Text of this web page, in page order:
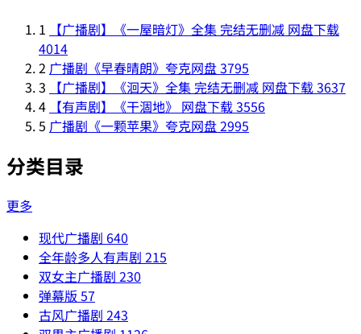
1
【广播剧】《一屋暗灯》全集 完结无删减 网盘下载
4014
2 广播剧《早春晴朗》夸克网盘3795
3
【广播剧】《洄天》全集 完结无删减 网盘下载3637
4 【有声剧】《干涸地》 网盘下载3556
5 广播剧《一颗苹果》夸克网盘2995
分类目录
更多
现代广播剧 640
全年龄多人有声剧 215
双女主广播剧 230
弹幕版 57
古风广播剧 243